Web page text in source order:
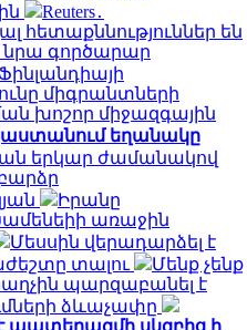
Reuters․
հետաքննություններ են
գործարար
Ֆինլանդիայի
միգրանտների
խոշոր միջազգային
եղանակը
երկար ժամանակով
Իրանը
առաջին
Մեսսին վերադարձել է
տալու
Մենք չենք
պարզաբանել է
ձևաչափը
պատերազմի սկզբից ի